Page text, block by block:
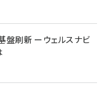
盤刷新 ーウェルスナビ